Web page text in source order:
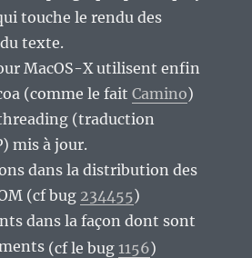
touche le rendu des
texte.
MacOS-X utilisent enfin
(comme le faitCamino)
(traduction
mis à jour.
dans la distribution des
(cf bug 234455)
dans la façon dont sont
(cf le bug1156)